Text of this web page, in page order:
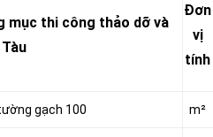
mục thi công thảo dỡ và
Đơn
vị
tính
gạch 100 m²